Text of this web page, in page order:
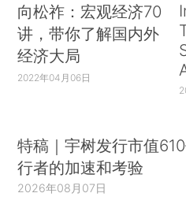
向松祚：宏观经济70
讲，带你了解国内外
经济大局
2022年04月06日
特稿｜宇树发行市值
行者的加速和考验
2026年08月07日